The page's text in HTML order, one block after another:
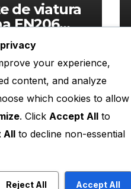
de viatura
EN206
Fornos
Online
your experience,
content, and analyze
which cookies to allow
. Click Accept All to
All to decline non-essential
Reject All Accept All